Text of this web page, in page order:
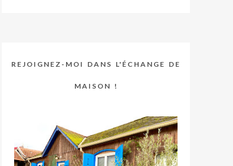
REJOIGNEZ-MOI DANS L'ÉCHANGE DE
MAISON !